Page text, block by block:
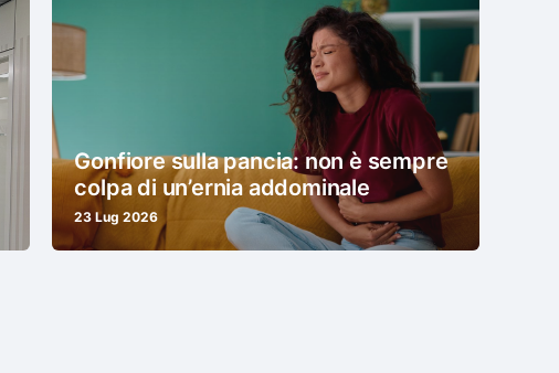
Gonfiore sulla pancia: non è sempre
colpa di un’ernia addominale
23 Lug 2026